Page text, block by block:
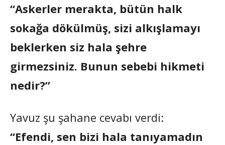
“Askerler merakta, bütün halk
sokağa dökülmüş, sizi alkışlamayı
beklerken siz hala şehre
girmezsiniz. Bunun sebebi hikmeti
nedir?”
Yavuz şu şahane cevabı verdi:
“Efendi, sen bizi hala tanıyamadın